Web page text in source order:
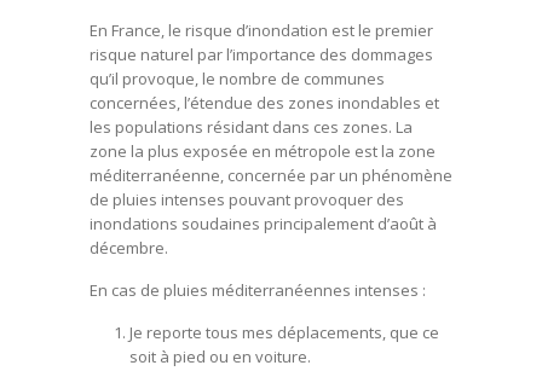
En France, le risque d’inondation est le premier
risque naturel par l’importance des dommages
qu’il provoque, le nombre de communes
concernées, l’étendue des zones inondables et
les populations résidant dans ces zones. La
zone la plus exposée en métropole est la zone
méditerranéenne, concernée par un phénomène
de pluies intenses pouvant provoquer des
inondations soudaines principalement d’août à
décembre.
En cas de pluies méditerranéennes intenses :
Je reporte tous mes déplacements, que ce
soit à pied ou en voiture.